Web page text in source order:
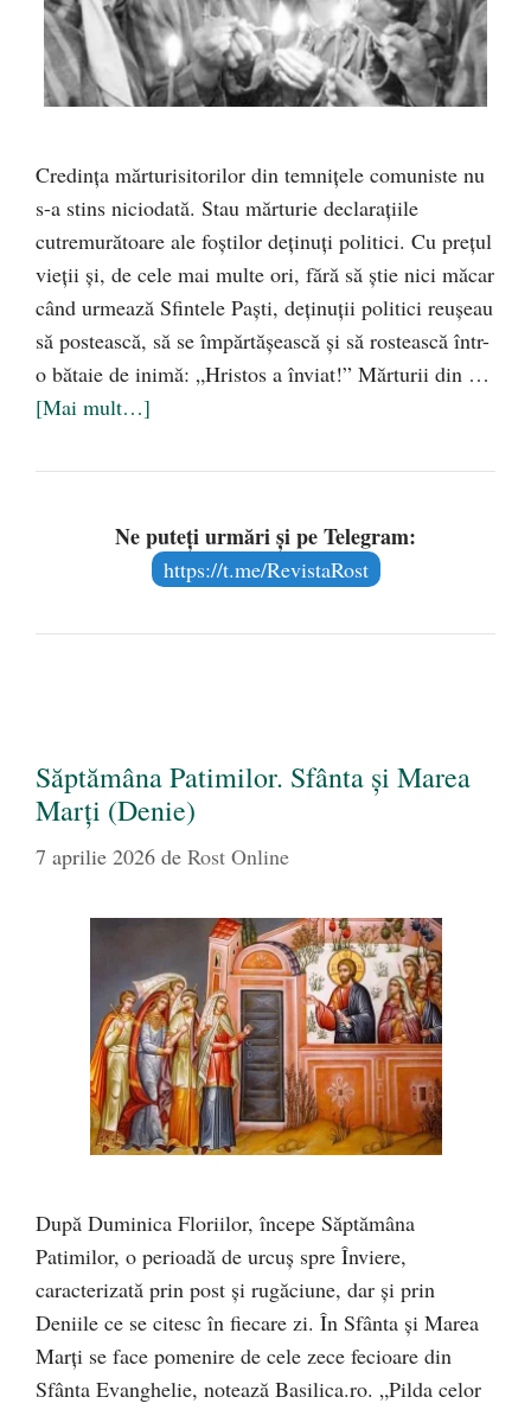
Credința mărturisitorilor din temnițele comuniste nu
s-a stins niciodată. Stau mărturie declarațiile
cutremurătoare ale foștilor deținuți politici. Cu prețul
vieții și, de cele mai multe ori, fără să știe nici măcar
când urmează Sfintele Paști, deținuții politici reușeau
să postească, să se împărtășească și să rostească într-
o bătaie de inimă: „Hristos a înviat!” Mărturii din …
[Mai mult…]
Ne puteți urmări și pe Telegram:
https://t.me/RevistaRost
Săptămâna Patimilor. Sfânta și Marea
Marți (Denie)
7 aprilie 2026 de Rost Online
După Duminica Floriilor, începe Săptămâna
Patimilor, o perioadă de urcuș spre Înviere,
caracterizată prin post și rugăciune, dar și prin
Deniile ce se citesc în fiecare zi. În Sfânta şi Marea
Marți se face pomenire de cele zece fecioare din
Sfânta Evanghelie, notează Basilica.ro. „Pilda celor